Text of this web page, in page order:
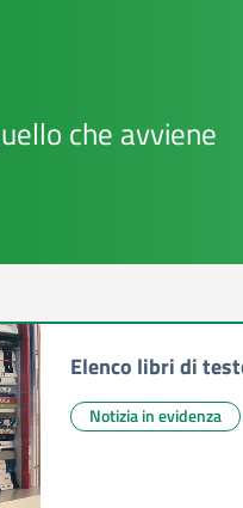
che avviene
Elenco libri di
Notizia in evidenza